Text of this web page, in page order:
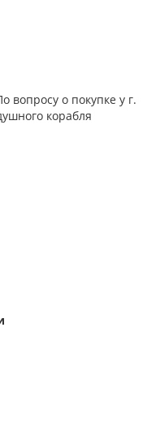
вопросу о покупке у г.
корабля